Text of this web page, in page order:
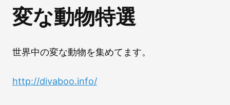
変な動物特選
世界中の変な動物を集めてます。
http://divaboo.info/